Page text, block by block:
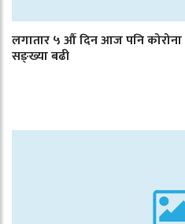
लगातार ५ औँ दिन आज पनि कोरोना
सङ्ख्या बढी